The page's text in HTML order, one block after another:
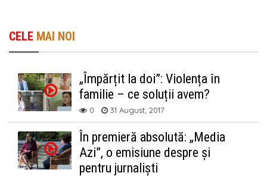
CELE MAI NOI
„Împărțit la doi”: Violența în
familie – ce soluții avem?
0 31 August, 2017
În premieră absolută: „Media
Azi”, o emisiune despre și
pentru jurnaliști